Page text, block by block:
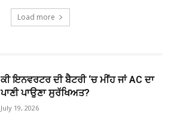
Load more
ਕੀ ਇਨਵਰਟਰ ਦੀ ਬੈਟਰੀ ‘ਚ ਮੀਂਹ ਜਾਂ AC ਦਾ
ਪਾਣੀ ਪਾਉਣਾ ਸੁਰੱਖਿਅਤ?
July 19, 2026